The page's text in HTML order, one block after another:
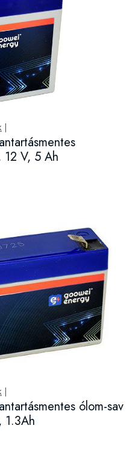
12 V, 5 Ah
ólom-sav
1.3Ah